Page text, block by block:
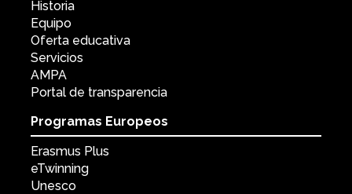
Historia
Equipo
Oferta educativa
Servicios
AMPA
Portal de transparencia
Programas Europeos
Erasmus Plus
eTwinning
Unesco